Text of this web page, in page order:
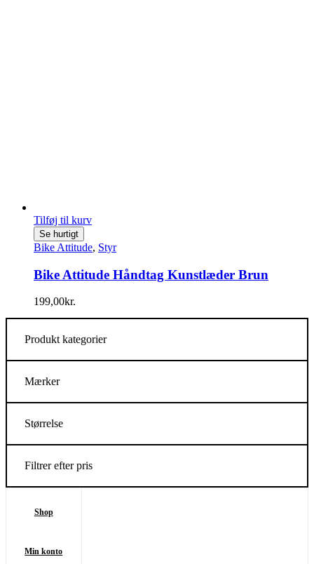
Tilføj til kurv
Se hurtigt
Bike Attitude, Styr
Bike Attitude Håndtag Kunstlæder Brun
199,00kr.
Produkt kategorier
Mærker
Størrelse
Filtrer efter pris
Shop
Min konto